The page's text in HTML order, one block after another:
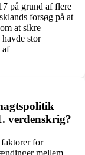
på grund af flere
forsøg på at
at sikre
stor
af
verdenskrig?
for